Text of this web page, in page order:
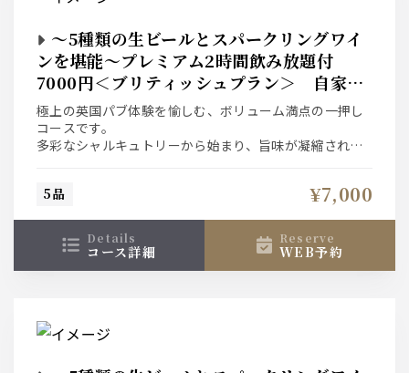
〜5種類の生ビールとスパークリングワイ
ンを堪能〜プレミアム2時間飲み放題付
7000円＜ブリティッシュプラン＞ 自家製
ローストビーフとフィッシュ＆チップス
極上の英国パブ体験を愉しむ、ボリューム満点の一押し
コースです。
多彩なシャルキュトリーから始まり、旨味が凝縮された
メインは肉汁溢れるジューシーな自家製ローストビー
〆の特製ケジャリーまで、伝統とトレンドが融合した絶
品料理をお酒と共に。
5品 ¥7,000
details
コース詳細
reserve
WEB予約